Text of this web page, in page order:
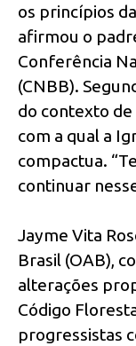
os princípios
afirmou o
Conferência
(CNBB).
do contexto
com a qual a
compactua.
continuar
Jayme Vita
Brasil (OAB),
alterações
Código
progressistas